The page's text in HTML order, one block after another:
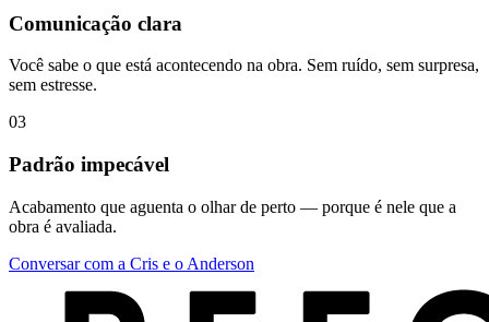
Comunicação clara
Você sabe o que está acontecendo na obra. Sem ruído, sem surpresa,
sem estresse.
03
Padrão impecável
Acabamento que aguenta o olhar de perto — porque é nele que a
obra é avaliada.
Conversar com a Cris e o Anderson